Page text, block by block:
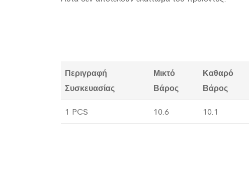
Περιγραφή
Συσκευασίας
Μικτό
Βάρος
Καθαρό
Βάρος
1 PCS 10.6 10.1